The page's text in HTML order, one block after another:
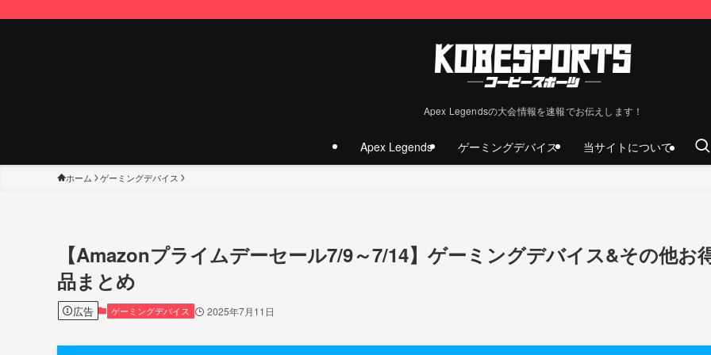
Apex Legendsの大会情報を速報でお伝えします！
Apex Legends ゲーミングデバイス 当サイトについて
ホーム ゲーミングデバイス
【Amazonプライムデーセール7/9～7/14】ゲーミングデバイス&その他お
品まとめ
広告 ゲーミングデバイス 2025年7月11日